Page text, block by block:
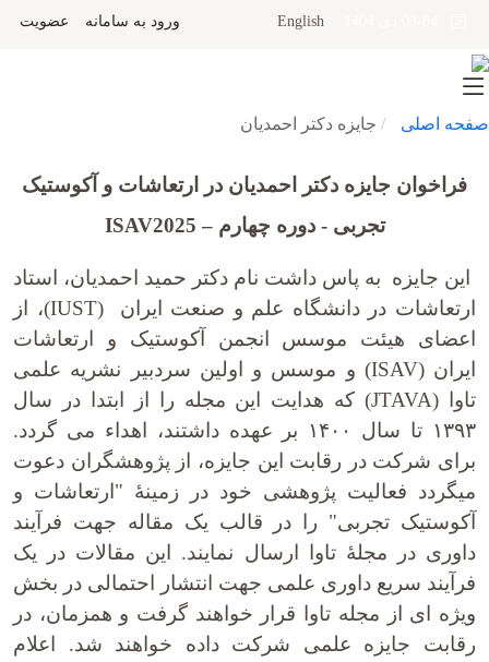
English ورود به سامانه عضویت
صفحه اصلی جایزه دکتر احمدیان
فراخوان جایزه دکتر احمدیان در ارتعاشات و آکوستیک
تجربی -دوره چهارم–
ISAV2025
این جایزه به پاس داشت نام دکتر حمید احمدیان، استاد
ارتعاشات در دانشگاه علم و صنعت ایران (IUST)، از
اعضای هیئت موسس انجمن آکوستیک و ارتعاشات
ایران (ISAV) و موسس و اولین سردبیر نشریه علمی
تاوا (JTAVA) که هدایت این مجله را از ابتدا در سال
۱۳۹۳ تا سال ۱۴۰۰ بر عهده داشتند، اهداء می گردد.
برای شرکت در رقابت این جایزه، از پژوهشگران دعوت
می­گردد فعالیت پژوهشی خود در زمینۀ "ارتعاشات و
آکوستیک تجربی" را در قالب یک مقاله جهت فرآیند
داوری در مجلۀ تاوا ارسال نمایند. این مقالات در یک
فرآیند سریع داوری علمی جهت انتشار احتمالی در بخش
ویژه ای از مجله تاوا قرار خواهند گرفت و همزمان، در
رقابت جایزه­ علمی شرکت داده خواهند شد. اعلام